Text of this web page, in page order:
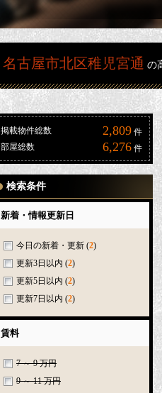
名古屋市北区稚児宮通 の
掲載物件総数 2,809 件
部屋総数
6,276 件
検索条件
新着・情報更新日
今日の新着・更新 (2)
更新3日以内 (2)
更新5日以内 (2)
更新7日以内 (2)
賃料
7 ～ 9 万円
9 ～ 11 万円